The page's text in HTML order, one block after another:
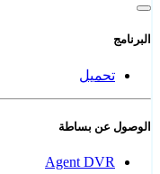
البرنامج
تحميل
الوصول عن بساطة
Agent DVR